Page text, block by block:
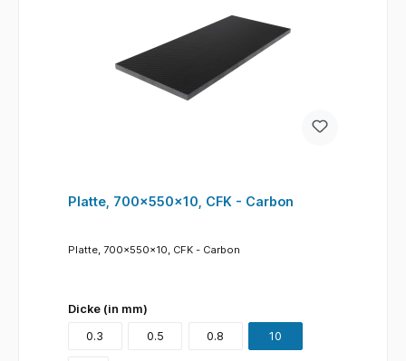
Platte, 700x550x10, CFK - Carbon
Platte, 700x550x10, CFK - Carbon
Dicke (in mm)
0.3
0.5 0.8 10